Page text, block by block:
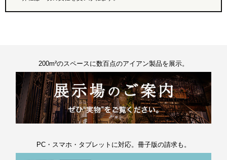
200m²のスペースに数百点のアイアン製品を展示。
PC・スマホ・タブレットに対応。冊子版の請求も。